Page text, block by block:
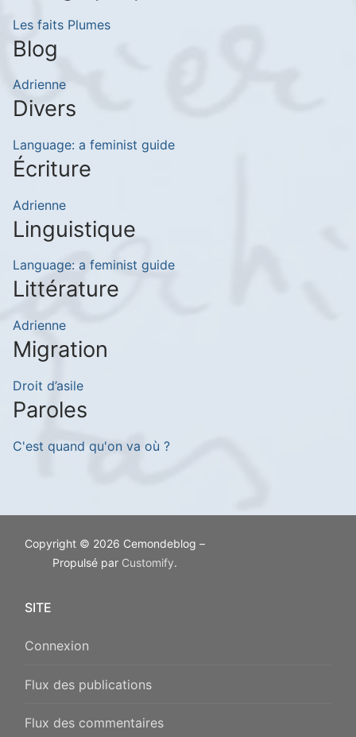
Les faits Plumes
Blog
Adrienne
Divers
Language: a feminist guide
Écriture
Adrienne
Linguistique
Language: a feminist guide
Littérature
Adrienne
Migration
Droit d’asile
Paroles
C'est quand qu'on va où ?
Copyright © 2026 Cemondeblog –
Propulsé par Customify.
SITE
Connexion
Flux des publications
Flux des commentaires